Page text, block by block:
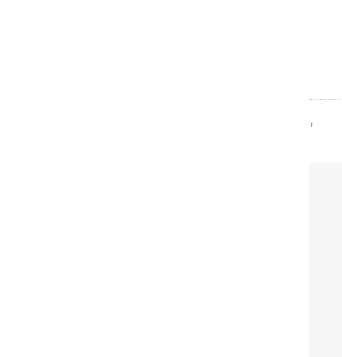
,